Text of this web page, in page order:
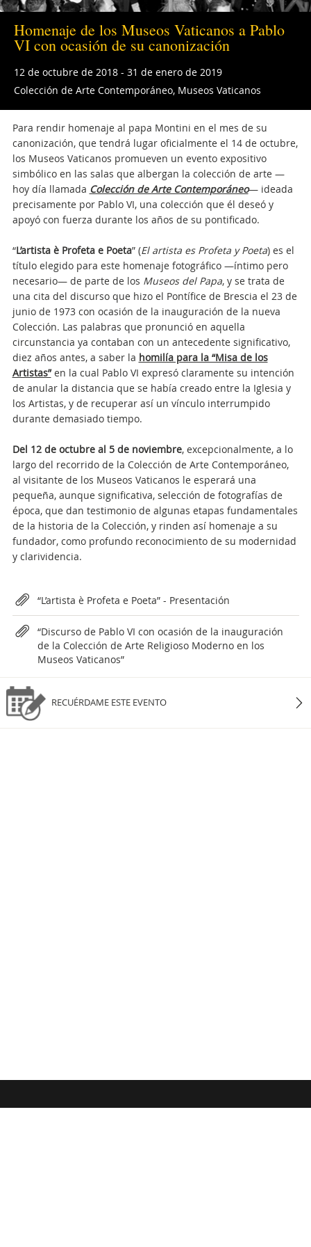
Homenaje de los Museos Vaticanos a Pablo
VI con ocasión de su canonización
12 de octubre de 2018 - 31 de enero de 2019
Colección de Arte Contemporáneo, Museos Vaticanos
Para rendir homenaje al papa Montini en el mes de su
canonización, que tendrá lugar oficialmente el 14 de octubre,
los Museos Vaticanos promueven un evento expositivo
simbólico en las salas que albergan la colección de arte —
hoy día llamada Colección de Arte Contemporáneo— ideada
precisamente por Pablo VI, una colección que él deseó y
apoyó con fuerza durante los años de su pontificado.
“L’artista è Profeta e Poeta” (El artista es Profeta y Poeta) es el
título elegido para este homenaje fotográfico —íntimo pero
necesario— de parte de los Museos del Papa, y se trata de
una cita del discurso que hizo el Pontífice de Brescia el 23 de
junio de 1973 con ocasión de la inauguración de la nueva
Colección. Las palabras que pronunció en aquella
circunstancia ya contaban con un antecedente significativo,
diez años antes, a saber la homilía para la “Misa de los
Artistas”en la cual Pablo VI expresó claramente su intención
de anular la distancia que se había creado entre la Iglesia y
los Artistas, y de recuperar así un vínculo interrumpido
durante demasiado tiempo.
Del 12 de octubre al 5 de noviembre, excepcionalmente, a lo
largo del recorrido de la Colección de Arte Contemporáneo,
al visitante de los Museos Vaticanos le esperará una
pequeña, aunque significativa, selección de fotografías de
época, que dan testimonio de algunas etapas fundamentales
de la historia de la Colección, y rinden así homenaje a su
fundador, como profundo reconocimiento de su modernidad
y clarividencia.
Attachments
“L’artista è Profeta e Poeta” - Presentación
“Discurso de Pablo VI con ocasión de la inauguración
de la Colección de Arte Religioso Moderno en los
Museos Vaticanos”
RECUÉRDAME ESTE EVENTO